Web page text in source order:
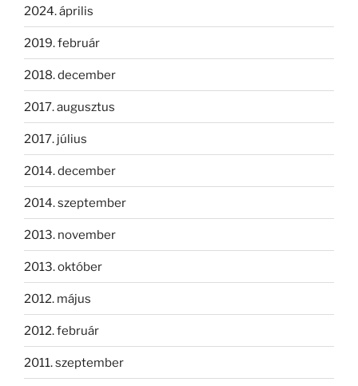
2024. április
2019. február
2018. december
2017. augusztus
2017. július
2014. december
2014. szeptember
2013. november
2013. október
2012. május
2012. február
2011. szeptember